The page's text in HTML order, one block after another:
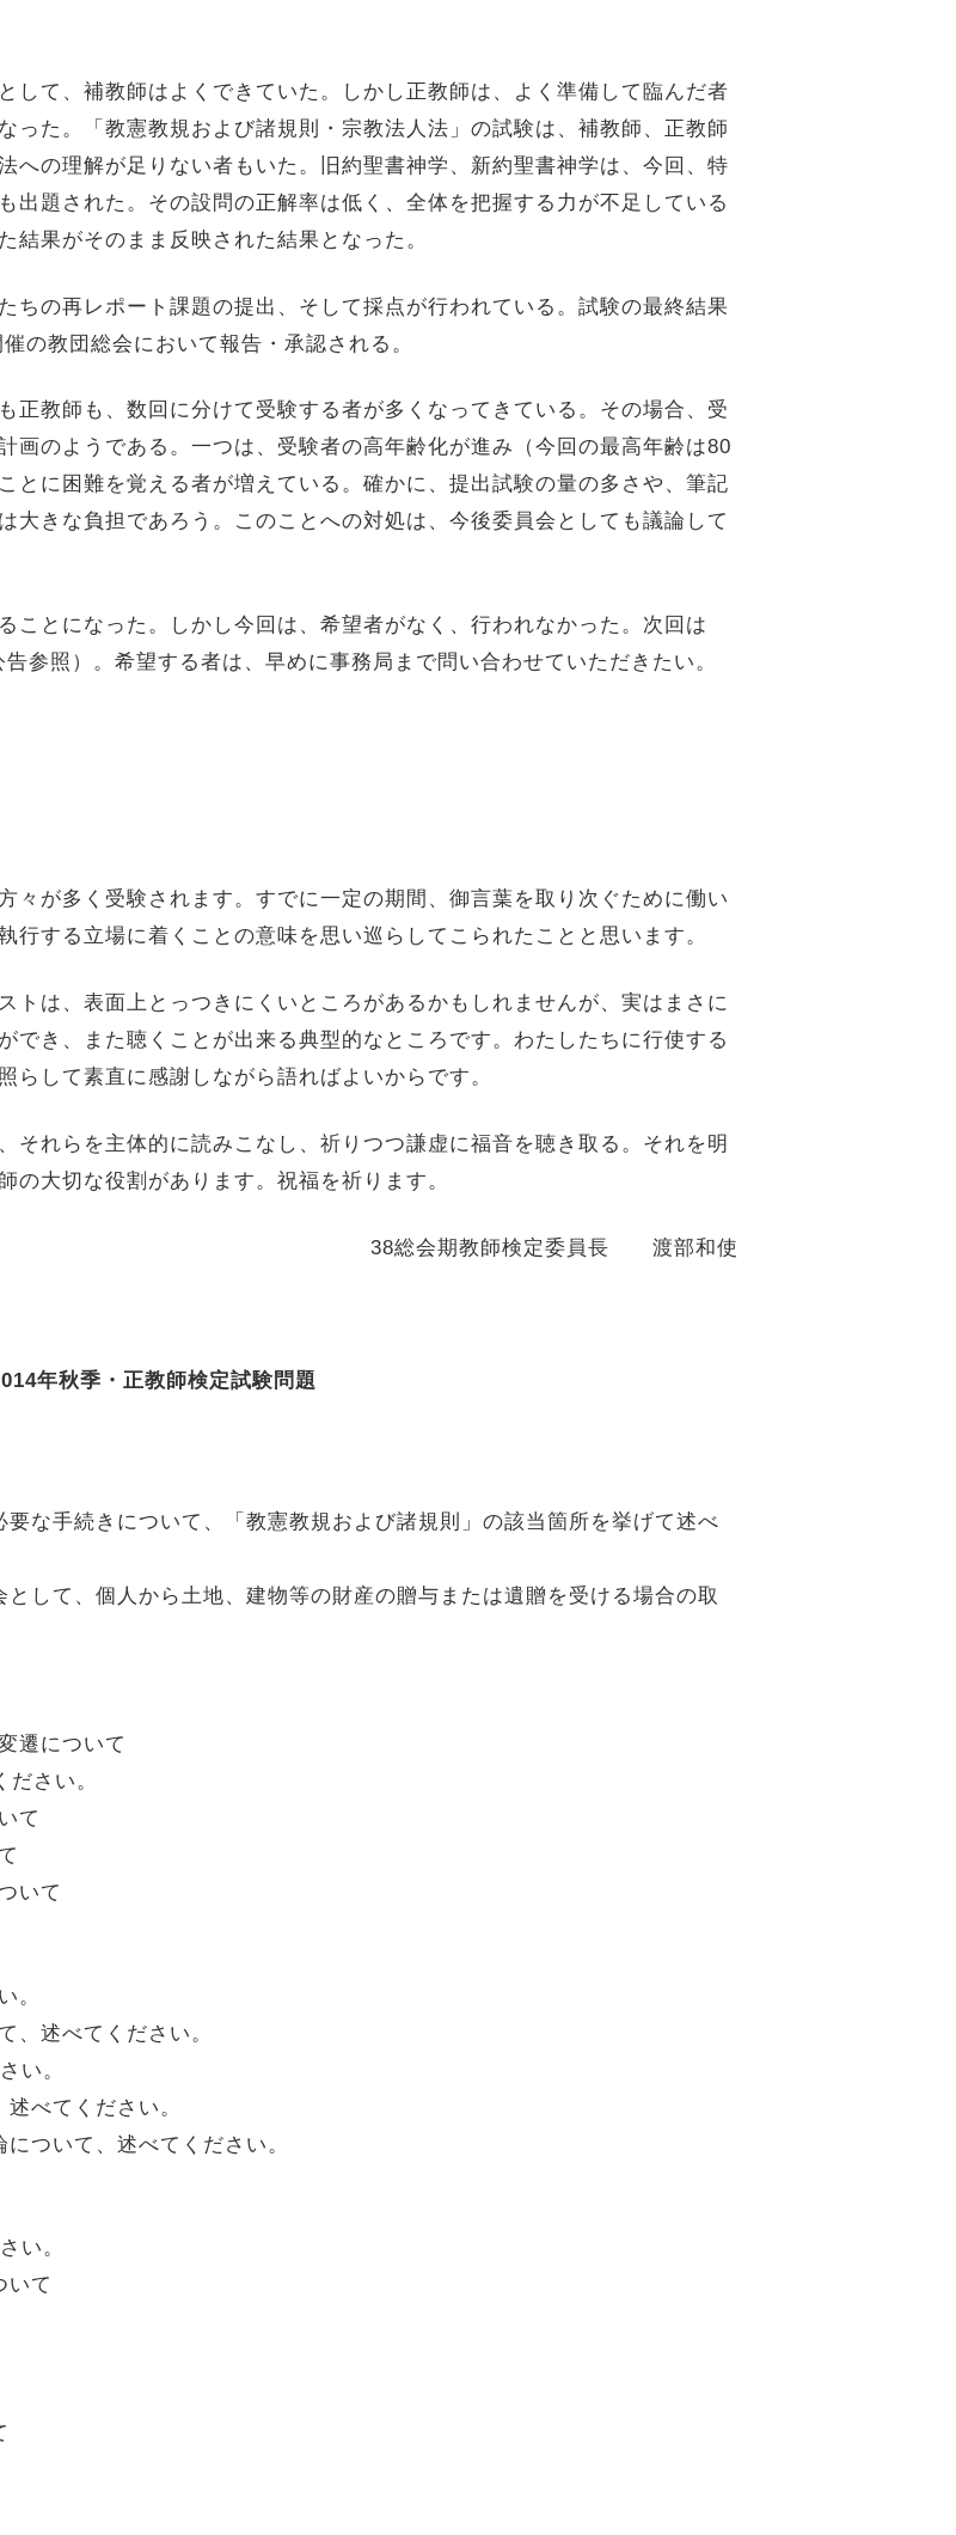
て、補教師はよくできていた。しかし正教師は、よく準備して臨んだ者
った。「教憲教規および諸規則・宗教法人法」の試験は、補教師、正教師
への理解が足りない者もいた。旧約聖書神学、新約聖書神学は、今回、特
出題された。その設問の正解率は低く、全体を把握する力が不足している
結果がそのまま反映された結果となった。
の再レポート課題の提出、そして採点が行われている。試験の最終結果
の教団総会において報告・承認される。
教師も、数回に分けて受験する者が多くなってきている。その場合、受
画のようである。一つは、受験者の高年齢化が進み（今回の最高年齢は80
とに困難を覚える者が増えている。確かに、提出試験の量の多さや、筆記
大きな負担であろう。このことへの対処は、今後委員会としても議論して
とになった。しかし今回は、希望者がなく、行われなかった。次回は
参照）。希望する者は、早めに事務局まで問い合わせていただきたい。
が多く受験されます。すでに一定の期間、御言葉を取り次ぐために働い
行する立場に着くことの意味を思い巡らしてこられたことと思います。
は、表面上とっつきにくいところがあるかもしれませんが、実はまさに
でき、また聴くことが出来る典型的なところです。わたしたちに行使する
らして素直に感謝しながら語ればよいからです。
れらを主体的に読みこなし、祈りつつ謙虚に福音を聴き取る。それを明
大切な役割があります。祝福を祈ります。
38総会期教師検定委員長 渡部和使
年秋季・正教師検定試験問題
な手続きについて、「教憲教規および諸規則」の該当箇所を挙げて述べ
して、個人から土地、建物等の財産の贈与または遺贈を受ける場合の取
遷について
さい。
て
いて
。
述べてください。
い。
べてください。
ついて、述べてください。
い。
いて